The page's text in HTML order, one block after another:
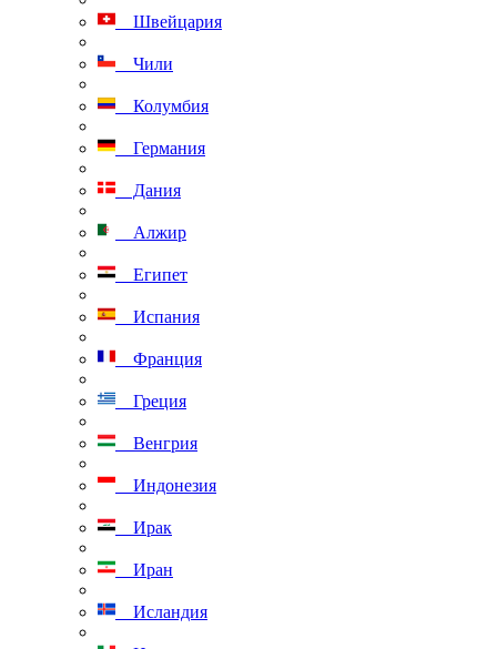
Швейцария
Чили
Колумбия
Германия
Дания
Алжир
Египет
Испания
Франция
Греция
Венгрия
Индонезия
Ирак
Иран
Исландия